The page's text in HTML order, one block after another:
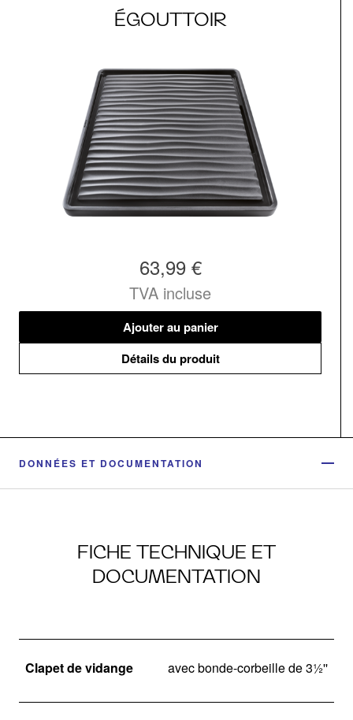
ÉGOUTTOIR
63,99 €
TVA incluse
Ajouter au panier
Détails du produit
DONNÉES ET DOCUMENTATION
FICHE TECHNIQUE ET
DOCUMENTATION
Clapet de vidange avec bonde-corbeille de 3½''